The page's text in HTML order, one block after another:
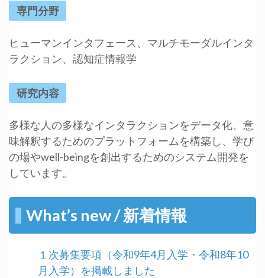
専門分野
ヒューマンインタフェース、マルチモーダルインタ
ラクション、認知症情報学
研究内容
多様な人の多様なインタラクションをデータ化、意
味解釈するためのプラットフォームを構築し、学び
の場やwell-beingを創出するためのシステム開発を
しています。
What’s new / 新着情報
１次募集要項（令和9年4月入学・令和8年10
月入学）を掲載しました